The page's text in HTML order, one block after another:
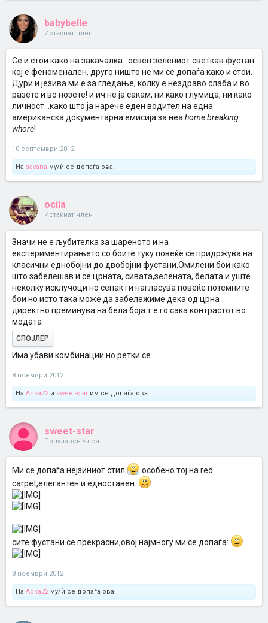
babybelle
Истакнат член
Се и стои како на закачалка...освен зелениот светкав фустан
кој е феноменален, друго ништо не ми се допаѓа како и стои.
Дури и језива ми е за гледање, колку е нездраво слаба и во
разете и во нозете! и ич не ја сакам, ни како глумица, ни како
личност...како што ја нарече еден водител на една
американска документарна емисија за неаhome breaking
whore!
10 септември 2012
На savana му/ѝ се допаѓа ова.
ocila
Истакнат член
Значи не е љубителка за шареното и на
експериментирањето со боите туку повеќе се придржува на
класични еднобојни до двобојни фустани.Омилени бои како
што забелешав и се:црната, сивата,зелената, белата и уште
неколку исклучоци но сепак ги нагласува повеќе потемните
бои но исто така може да забележиме дека од црна
директно преминува на бела боја т.е го сака контрастот во
модата
СПОЈЛЕР
Има убави комбинации но ретки се....
8 ноември 2012
На Acka22и sweet-star им се допаѓа ова.
sweet-star
Популарен член
Ми се допаѓа нејзиниот стил
особено тој на red
carpet,елегантен и едноставен.
сите фустани се прекрасни,овој најмногу ми се допаѓа:
8 ноември 2012
На Acka22му/ѝ се допаѓа ова.